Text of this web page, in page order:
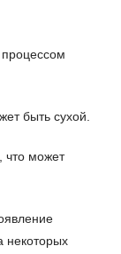
быть сухой.
что может
некоторых